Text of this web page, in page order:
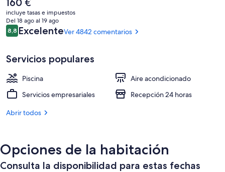
Piscina al aire libre
precio
actual
es
de
160 €
incluye tasas e impuestos
Del 18 ago al 19 ago
Comentarios
8,88,8 de 10
ExcelenteVer 4842 comentarios
Servicios populares
Piscina
Aire acondicionado
Servicios empresariales
Recepción 24 horas
Abrir todos
Opciones de la habitación
Consulta la disponibilidad para estas fechas